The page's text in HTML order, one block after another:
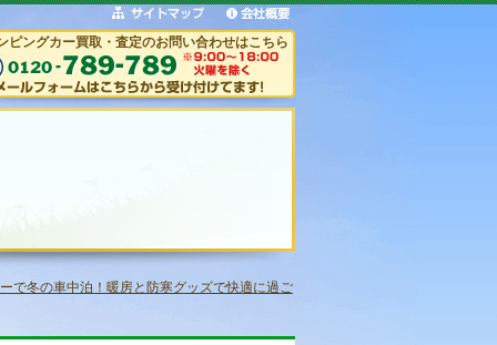
ピングカー買取・査定のお問い合わせはこちら
で冬の車中泊！暖房と防寒グッズで快適に過ご